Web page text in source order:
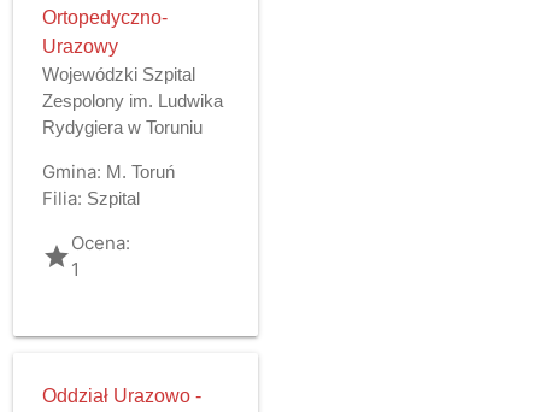
Ortopedyczno-
Urazowy
Wojewódzki Szpital
Zespolony im. Ludwika
Rydygiera w Toruniu
Gmina: M. Toruń
Filia: Szpital
gradeOcena:
1
Oddział Urazowo -